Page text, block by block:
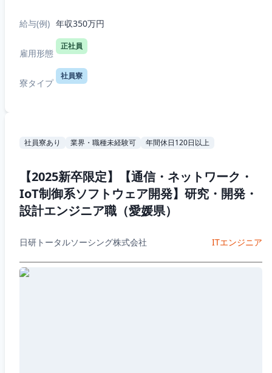
R&D（化学生物系）・7つの勤務エリア...
給与(例) 年収350万円
雇用形態
正社員
寮タイプ
社員寮
社員寮あり 業界・職種未経験可 年間休日120日以上
【2025新卒限定】【通信・ネットワーク・
IoT制御系ソフトウェア開発】研究・開発・
設計エンジニア職（愛媛県）
日研トータルソーシング株式会社 ITエンジニア